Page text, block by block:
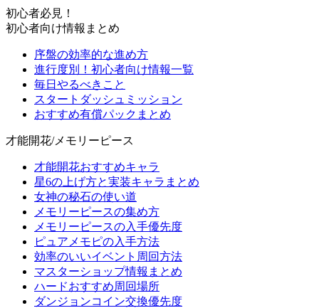
初心者必見！
初心者向け情報まとめ
序盤の効率的な進め方
進行度別！初心者向け情報一覧
毎日やるべきこと
スタートダッシュミッション
おすすめ有償パックまとめ
才能開花/メモリーピース
才能開花おすすめキャラ
星6の上げ方と実装キャラまとめ
女神の秘石の使い道
メモリーピースの集め方
メモリーピースの入手優先度
ピュアメモピの入手方法
効率のいいイベント周回方法
マスターショップ情報まとめ
ハードおすすめ周回場所
ダンジョンコイン交換優先度